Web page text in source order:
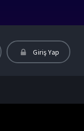
Giriş Yap